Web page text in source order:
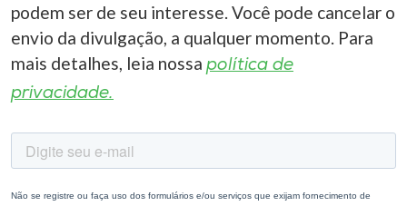
podem ser de seu interesse. Você pode cancelar o
envio da divulgação, a qualquer momento. Para
mais detalhes, leia nossa política de
privacidade.